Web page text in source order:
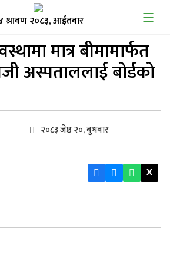
श्रावण २०८३, आईतवार
मात्रबीमामार्फत
अस्पताललाई बोर्डको
२०८३ जेष्ठ २०, बुधबार
X